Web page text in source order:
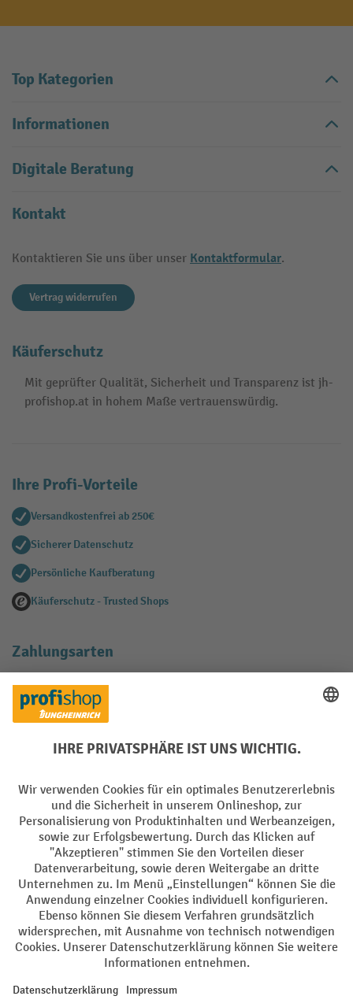
Top Kategorien
Informationen
Digitale Beratung
Kontakt
Kontaktieren Sie uns über unser Kontaktformular.
Vertrag widerrufen
Käuferschutz
Mit geprüfter Qualität, Sicherheit und Transparenz ist jh-
profishop.at in hohem Maße vertrauenswürdig.
Ihre Profi-Vorteile
Versandkostenfrei ab 250€
Sicherer Datenschutz
Persönliche Kaufberatung
Käuferschutz - Trusted Shops
Zahlungsarten
Creditcard (Master)
Facebook
YouTube
LinkedIn
Instagram
AGB Impressum Datenschutz
Barrierefreiheit Privacy Settings
Alle Preise exkl. gesetzl. Mehrwertsteuer zzgl.Versandkosten und ggf.
Nachnahmegebühren, wenn nicht anders angegeben.
¹ Der Rabatt gilt so lange der Vorrat reicht. Der Rabatt gilt nicht auf